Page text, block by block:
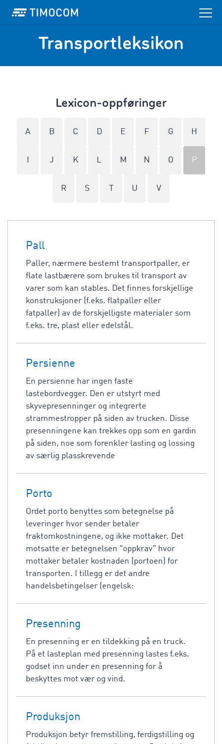
Transportleksikon
Lexicon-oppføringer
A B C D E F G H
J K L M N O P
R S U V
Pall
Paller, nærmere bestemt transportpaller, er
flate lastbærere som brukes til transport av
varer som kan stables. Det finnes forskjellige
konstruksjoner (f.eks. flatpaller eller
fatpaller) av de forskjelligste materialer som
f.eks. tre, plast eller edelstål.
Persienne
En persienne har ingen faste
lastebordvegger. Den er utstyrt med
skyvepresenninger og integrerte
strammestropper på siden av trucken. Disse
presenningene kan trekkes opp som en gardin
på siden, noe som forenkler lasting og lossing
av særlig plasskrevende
Porto
Ordet porto benyttes som betegnelse på
leveringer hvor sender betaler
fraktomkostningene, og ikke mottaker. Det
motsatte er betegnelsen "oppkrav" hvor
mottaker betaler kostnaden (portoen) for
transporten. I tillegg er det andre
handelsbetingelser (engelsk:
Presenning
En presenning er en tildekking på en truck.
På et lasteplan med presenning lastes f.eks.
godset inn under en presenning for å
beskyttes mot vær og vind.
Produksjon
Produksjon betyr fremstilling, ferdigstilling og